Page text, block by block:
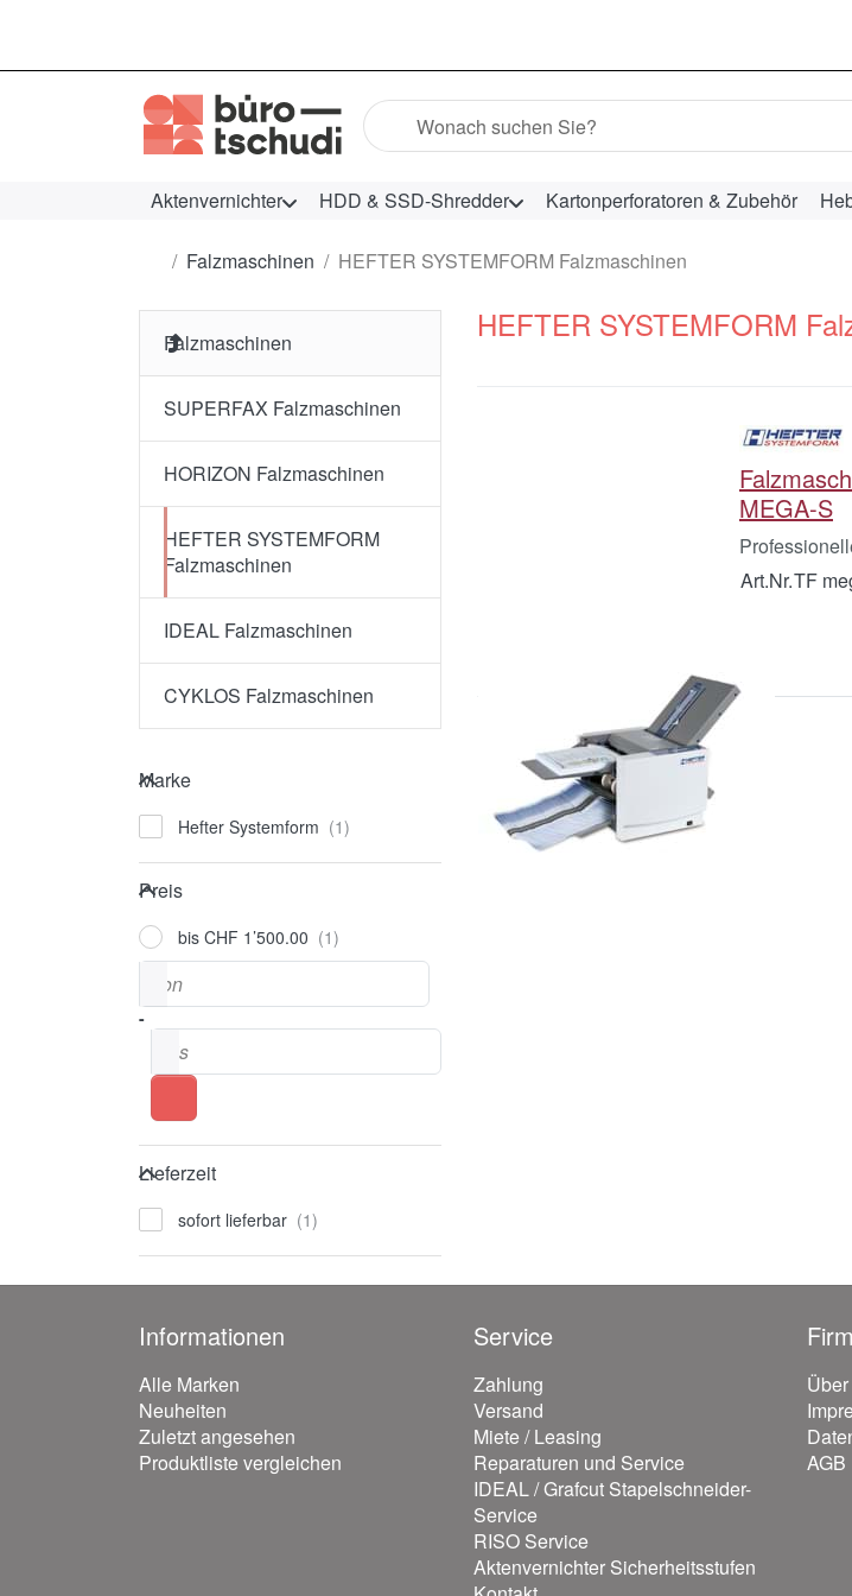
Geben Sie einen Suchbegriff ein. Während Sie tippen,
Aktenvernichter
HDD & SSD-Shredder Kartonperforatoren & Zubehör
Startseite
Falzmaschinen HEFTER SYSTEMFORM Falzmaschinen
Falzmaschinen
SUPERFAX Falzmaschinen
HORIZON Falzmaschinen
HEFTER SYSTEMFORM
Falzmaschinen
IDEAL Falzmaschinen
CYKLOS Falzmaschinen
Marke
Marke
Hefter Systemform
Preis
Preis
bis CHF 1’500.00
Preisspanne
von
-
bis
Lieferzeit
Lieferzeit
sofort lieferbar
HEFTER SYSTEMFORM
MEGA-S
Art.Nr.TF
Informationen
Alle Marken
Neuheiten
Zuletzt angesehen
Produktliste vergleichen
Service
Zahlung
Versand
Miete / Leasing
Reparaturen und Service
IDEAL / Grafcut Stapelschneider-
Service
RISO Service
Aktenvernichter Sicherheitsstufen
AGB